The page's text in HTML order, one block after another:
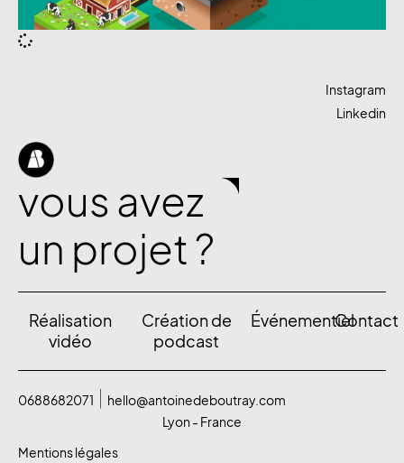
vous avez
un projet ?
Instagram
Linkedin
Réalisation
vidéo
Création de
podcast
ÉvénementielContact
0688682071
hello@antoinedeboutray.com
Lyon - France
Mentions légales